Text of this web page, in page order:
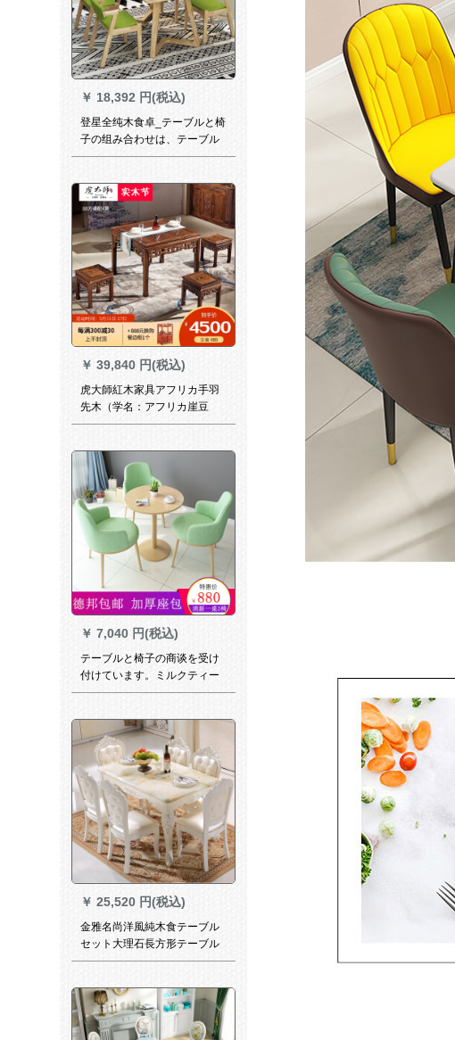
￥ 18,392 円(税込)
登星全纯木食卓_テーブルと椅
子の组み合わせは、テーブル
とテーブルの组み合わせは、
ブル原木色（Z字椅子に似合
う）テーブルの四つの椅子で
す。
￥ 39,840 円(税込)
虎大師紅木家具アフリカ手羽
先木（学名：アフリカ崖豆
木）小タワー四角いテーブル
中華明清古典食卓レストラン
セット家具88*88に4つのベン
チがあります。
￥ 7,040 円(税込)
テーブルと椅子の商谈を受け
付けています。ミルクティー
のデザート店のテーブルと椅
ーブルと椅子を组み合わせて
绿のテーブルを作ります。
￥ 25,520 円(税込)
金雅名尚洋風純木食テーブル
セット大理石長方形テーブル
モダシンプ彫刻西テーブル4椅
プ)1.3 m